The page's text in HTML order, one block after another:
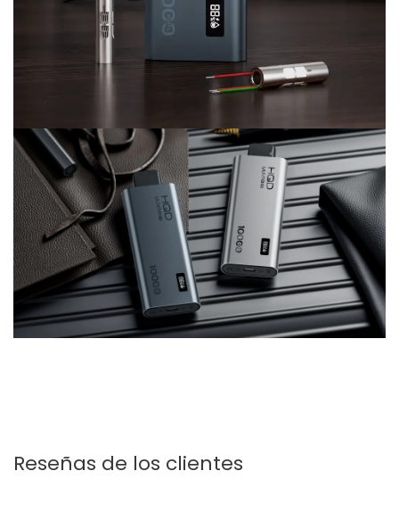
Reseñas de los clientes